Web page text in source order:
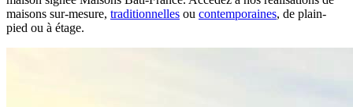
maisons sur-mesure, traditionnelles ou contemporaines, de plain-
pied ou à étage.